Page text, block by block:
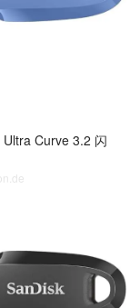
Ultra Curve 3.2 闪